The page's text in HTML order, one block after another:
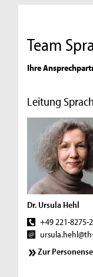
Team
Ihre
Leitung
Dr. Ursula Hehl
+49 221-8275-
Zur